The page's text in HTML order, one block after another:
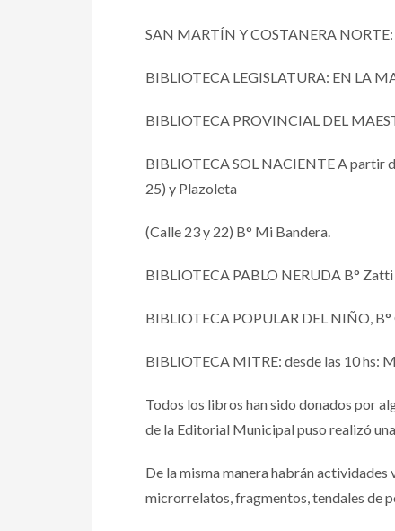
SAN MARTÍN Y COSTANERA NORTE:
BIBLIOTECA LEGISLATURA: EN LA
BIBLIOTECA PROVINCIAL DEL
BIBLIOTECA SOL NACIENTE A partir
25) y Plazoleta
(Calle 23 y 22) B° Mi Bandera.
BIBLIOTECA PABLO NERUDA B°
BIBLIOTECA POPULAR DEL NIÑO, B°
BIBLIOTECA MITRE: desde las 10 hs:
Todos los libros han sido donados por
de la Editorial Municipal puso realizó
De la misma manera habrán
microrrelatos, fragmentos, tendales de